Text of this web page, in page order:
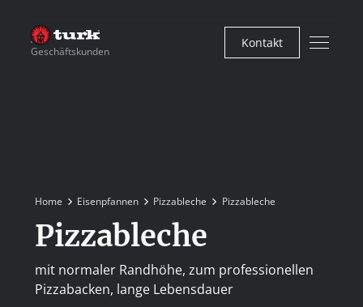
Geschäftskunden
Kontakt
Home Eisenpfannen Pizzableche Pizzableche
Pizzableche
mit normaler Randhöhe, zum professionellen
Pizzabacken, lange Lebensdauer